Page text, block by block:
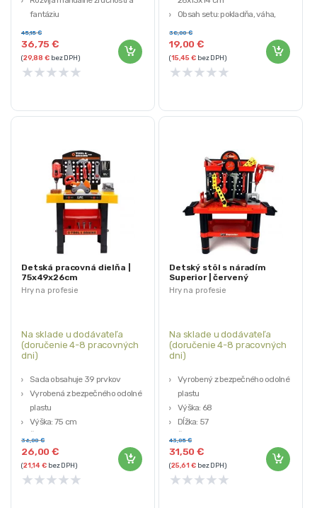
fantáziu
Uzamykateľná skrinka s
priehradkami na náradie
Pestré farebne rozlíšené náradie
Drevená bezpečná konštrukcia
36,75€
45,15€
(29,88€bez DPH)
★★★★★
Obsah setu: pokladňa, váha,
potraviny, peniaze
Sada obsahuje 24 prvkov
Pokladňa má zvukové efekty
19,00€
38,00€
(15,45€bez DPH)
★★★★★
Hry na profesie
Detská pracovná dielňa |
75x49x26cm
Na sklade u dodávateľa
(doručenie 4-8 pracovných
dni)
Sada obsahuje 39 prvkov
Vyrobená z bezpečného odolného
plastu
Výška: 75 cm
Šírka: 49 cm
Hĺbka: 26 cm
26,00€
36,00€
(21,14€bez DPH)
★★★★★
Hry na profesie
Detský stôl s náradím
Superior | červený
Na sklade u dodávateľa
(doručenie 4-8 pracovných
dni)
Vyrobený z bezpečného odolného
plastu
Výška: 68
Dĺžka: 57
Šírka: 32 cm
Hmotnosť: asi 3 kg
31,50€
43,05€
(25,61€bez DPH)
★★★★★